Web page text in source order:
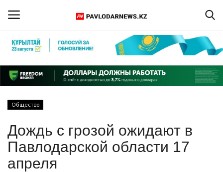
Регистрация
Главная
ПАВЛОДАРСКАЯ ОБЛАСТЬ
КАЗАХСТАН
Общество
Дождь с грозой ожидают в
Павлодарской области 17
апреля